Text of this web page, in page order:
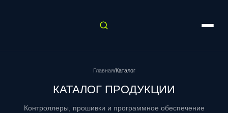
Главная/Каталог
КАТАЛОГ ПРОДУКЦИИ
Контроллеры, прошивки и программное обеспечение